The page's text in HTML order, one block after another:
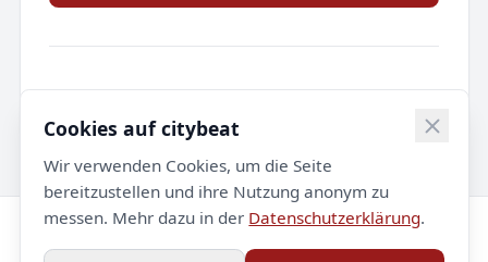
Noch keine Kommentare.
© 2026 citybeat. Alle Rechte vorbehalten.
Cookies auf citybeat
Wir verwenden Cookies, um die Seite
bereitzustellen und ihre Nutzung anonym zu
messen. Mehr dazu in der Datenschutzerklärung.